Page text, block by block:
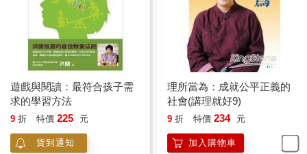
研究發現嬰幼兒對觸摸有原始的渴望，在猴子實驗中，幼猴甚至
會放棄食物以交換肌膚接觸。在渴望被接觸時，一條柔軟的毛巾
都比沒有東西接觸來得好。就像以前，有許多孩子在成長過程中
會抱著一條舊毛巾或小毯子，走到哪裡都不放手，被認為是沒有
安全感的象徵。
研究又發現：母親對孩子需求的敏感度和孩子睡眠品質有關。睡
眠時大腦在修補白天的損傷，母親對孩子的需求敏感度越高，且
親子關係越好的寶寶比較有安全感，睡眠時也比較不會做惡夢，
或從睡眠中驚醒。
遊戲與閱讀：最符合孩子需
求的學習方法
9 折 特價 225 元
貨到通知
理所當為：成就公平正義的
社會(講理就好9)
9 折 特價 234 元
加入購物車